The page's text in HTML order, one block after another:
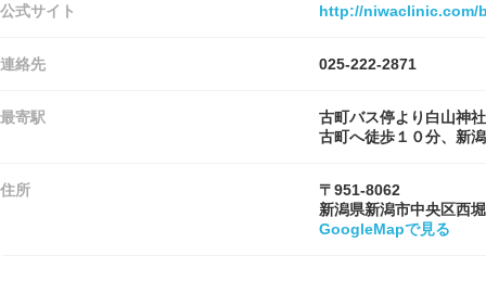
公式サイト http://niwaclinic.com/
連絡先 025-222-2871
最寄駅
古町バス停より白山神
古町へ徒歩１０分、新
住所
〒951-8062
新潟県新潟市中央区西
GoogleMapで見る